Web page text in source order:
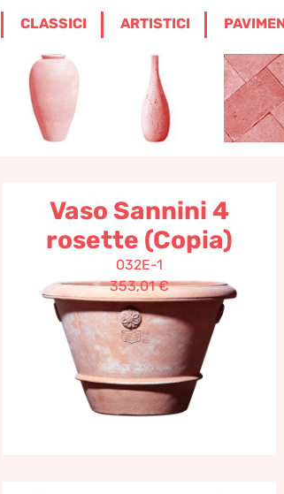
CLASSICI ARTISTICI
pejrone –
Vaso Sannini 4
rosette (Copia)
032E-1
353,01€